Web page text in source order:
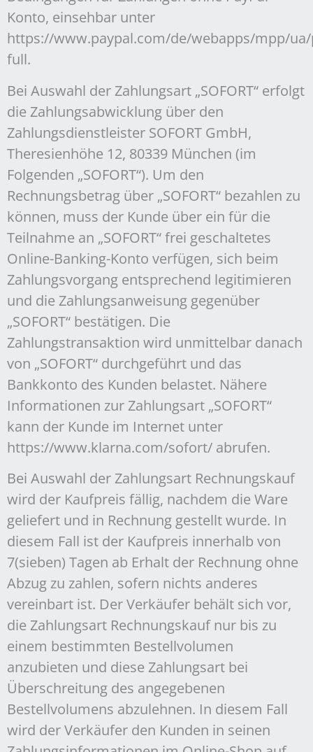
Konto, einsehbar unter
https://www.paypal.com/de/webapps/mpp/
full.
Bei Auswahl der Zahlungsart „SOFORT“ erfolgt
die Zahlungsabwicklung über den
Zahlungsdienstleister SOFORT GmbH,
Theresienhöhe 12, 80339 München (im
Folgenden „SOFORT“). Um den
Rechnungsbetrag über „SOFORT“ bezahlen zu
können, muss der Kunde über ein für die
Teilnahme an „SOFORT“ frei geschaltetes
Online-Banking-Konto verfügen, sich beim
Zahlungsvorgang entsprechend legitimieren
und die Zahlungsanweisung gegenüber
„SOFORT“ bestätigen. Die
Zahlungstransaktion wird unmittelbar danach
von „SOFORT“ durchgeführt und das
Bankkonto des Kunden belastet. Nähere
Informationen zur Zahlungsart „SOFORT“
kann der Kunde im Internet unter
https://www.klarna.com/sofort/ abrufen.
Bei Auswahl der Zahlungsart Rechnungskauf
wird der Kaufpreis fällig, nachdem die Ware
geliefert und in Rechnung gestellt wurde. In
diesem Fall ist der Kaufpreis innerhalb von
7(sieben) Tagen ab Erhalt der Rechnung ohne
Abzug zu zahlen, sofern nichts anderes
vereinbart ist. Der Verkäufer behält sich vor,
die Zahlungsart Rechnungskauf nur bis zu
einem bestimmten Bestellvolumen
anzubieten und diese Zahlungsart bei
Überschreitung des angegebenen
Bestellvolumens abzulehnen. In diesem Fall
wird der Verkäufer den Kunden in seinen